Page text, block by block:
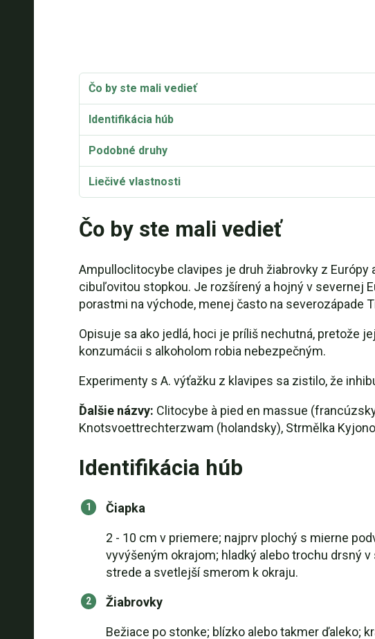
Čo by ste mali vedieť
Identifikácia húb
Podobné druhy
Liečivé vlastnosti
Synonymá
Čo by ste mali vedieť
Ampulloclitocybe clavipes je druh žiabrovky z
cibuľovitou stopkou. Je rozšírený a hojný v severnej
porastmi na východe, menej často na severozápade
Opisuje sa ako jedlá, hoci je príliš nechutná, pretože
konzumácii s alkoholom robia nebezpečným.
Experimenty s A. výťažku z klavipes sa zistilo, že
Ďalšie názvy: Clitocybe à pied en massue
Knotsvoettrechterzwam (holandsky), Strmělka
Identifikácia húb
Čiapka
2 - 10 cm v priemere; najprv plochý s mierne
vyvýšeným okrajom; hladký alebo trochu drsný
strede a svetlejší smerom k okraju.
Žiabrovky
Bežiace po stonke; blízko alebo takmer ďaleko;